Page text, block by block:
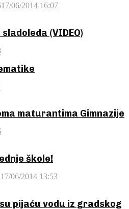
17/06/2014 16:07
(VIDEO)
maturantima Gimnazije
škole!
17/06/2014 13:53
pijaću vodu iz gradskog